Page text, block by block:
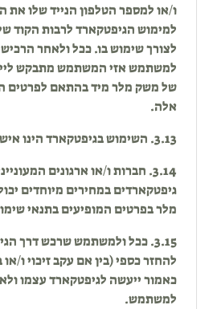
ו/או למספר הטלפון הנייד שלו את
למימוש הגיפטקארד לרבות הקוד
לצורך שימוש בו. ככל ולאחר
למשתמש אזי המשתמש מתבקש
של משק מלר מיד בהתאם לפרטים
אלה.
3.13. השימוש בגיפטקארד הינו אישי ולא ניתן להעברה.
3.14. חברות ו/או ארגונים
גיפטקארדים במחירים מיוחדים
מלר בפרטים המופיעים בתנאי
3.15. ככל ולמשתמש שרכש דרך
להחזר כספי (בין אם עקב זיכוי ו/או
כאמור ייעשה לגיפטקארד עצמו
למשתמש.